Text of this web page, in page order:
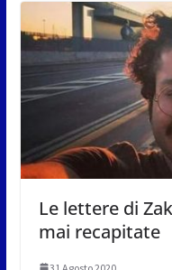
Le lettere di
mai recapitate